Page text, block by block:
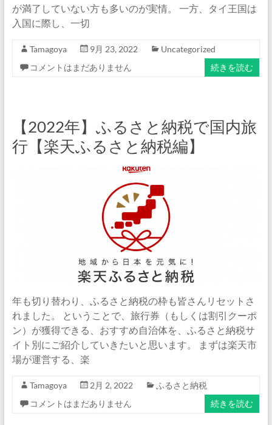
が満了していない方も多いのが実情。 一方、タイ王国は
入国に際し、一切
Tamagoya 9月 23, 2022
Uncategorized
コメントはまだありません
続きを読む
【2022年】ふるさと納税で国内旅
行【楽天ふるさと納税編】
年も切り替わり、ふるさと納税の枠も皆さんリセットさ
れました。 ということで、旅行券（もしくは割引クーポ
ン）が獲得できる、おすすめ自治体を、ふるさと納税サ
イト別にご紹介していきたいと思います。 まずは楽天市
場が運営する、楽
Tamagoya 2月 2, 2022
ふるさと納税
コメントはまだありません
続きを読む